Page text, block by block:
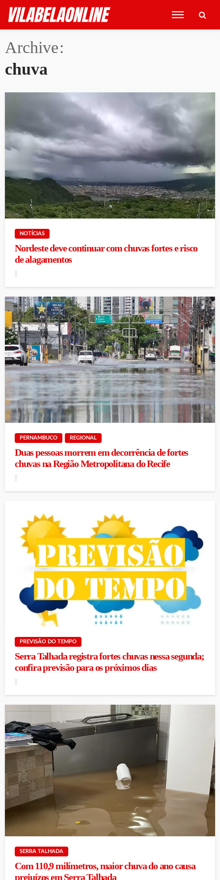
Archive
chuva
NOTÍCIAS
Nordeste deve continuar com chuvas fortes e risco
de alagamentos
PERNAMBUCO REGIONAL
Duas pessoas morrem em decorrência de fortes
chuvas na Região Metropolitana do Recife
PREVISÃO DO TEMPO
Serra Talhada registra fortes chuvas nessa segunda;
confira previsão para os próximos dias
SERRA TALHADA
Com 110,9 milímetros, maior chuva do ano causa
prejuízos em Serra Talhada